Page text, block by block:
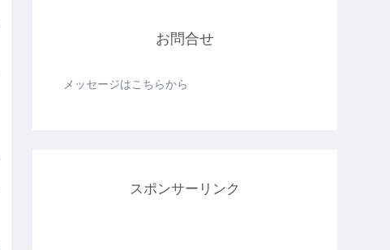
お問合せ
メッセージはこちらから
スポンサーリンク